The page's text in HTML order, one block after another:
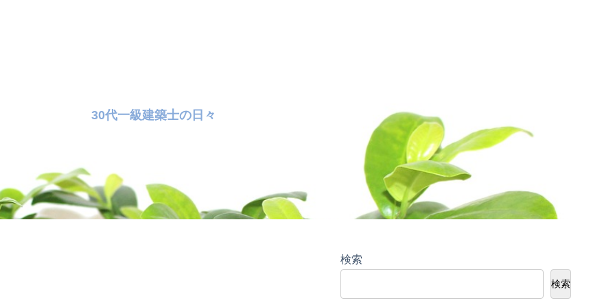
30代一級建築士の日々
検索
検索